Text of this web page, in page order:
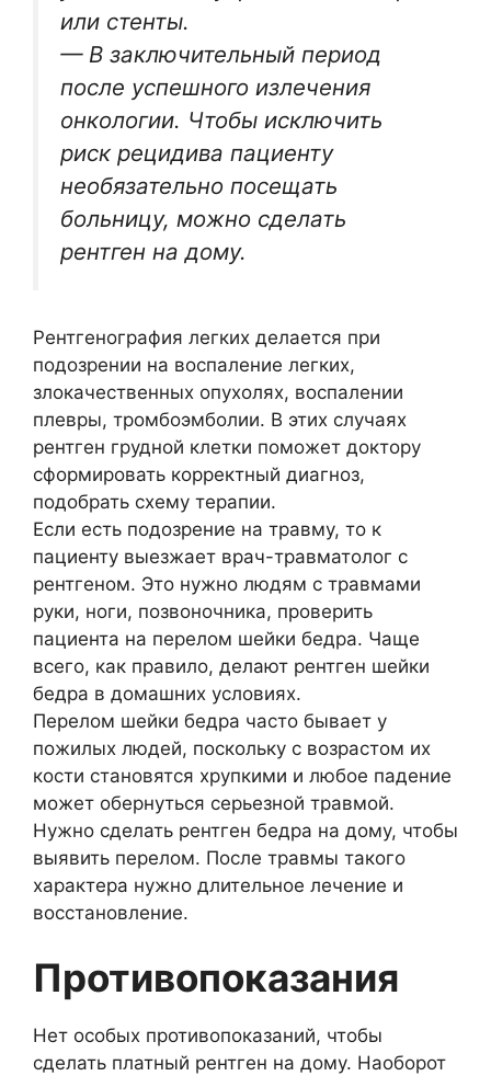
или стенты.
— В заключительный период
после успешного излечения
онкологии. Чтобы исключить
риск рецидива пациенту
необязательно посещать
больницу, можно сделать
рентген на дому.
Рентгенография легких делается при
подозрении на воспаление легких,
злокачественных опухолях, воспалении
плевры, тромбоэмболии. В этих случаях
рентген грудной клетки поможет доктору
сформировать корректный диагноз,
подобрать схему терапии.
Если есть подозрение на травму, то к
пациенту выезжает врач-травматолог с
рентгеном. Это нужно людям с травмами
руки, ноги, позвоночника, проверить
пациента на перелом шейки бедра. Чаще
всего, как правило, делают рентген шейки
бедра в домашних условиях.
Перелом шейки бедра часто бывает у
пожилых людей, поскольку с возрастом их
кости становятся хрупкими и любое падение
может обернуться серьезной травмой.
Нужно сделать рентген бедра на дому, чтобы
выявить перелом. После травмы такого
характера нужно длительное лечение и
восстановление.
Противопоказания
Нет особых противопоказаний, чтобы
сделать платный рентген на дому. Наоборот